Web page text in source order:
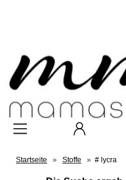
Startseite » Stoffe » # lycra